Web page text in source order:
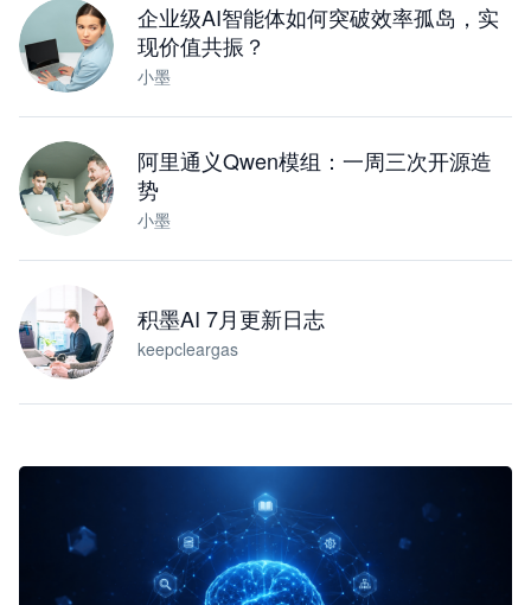
企业级AI智能体如何突破效率孤岛，实
现价值共振？
小墨
阿里通义Qwen模组：一周三次开源造
势
小墨
积墨AI 7月更新日志
keepcleargas